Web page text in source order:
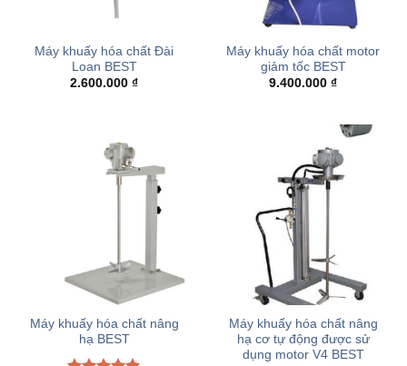
Máy khuấy hóa chất Đài
Loan BEST
2.600.000 ₫
Máy khuấy hóa chất motor
giảm tốc BEST
9.400.000 ₫
Máy khuấy hóa chất nâng
hạ BEST
Máy khuấy hóa chất nâng
hạ cơ tự động được sử
dụng motor V4 BEST